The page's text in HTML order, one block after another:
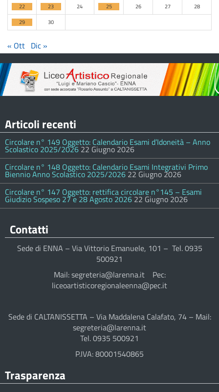
22
23 24 25 26 27
28
29
30
« Ott Dic »
Articoli recenti
Circolare n° 149 Oggetto: Calendario Esami d’Idoneità – Anno
Scolastico 2025/2026 22 Giugno 2026
Circolare n° 148 Oggetto: Calendario Esami Integrativi Primo
Biennio Anno Scolastico 2025/2026 22 Giugno 2026
Circolare n° 147 Oggetto: rettifica circolare n°145 – Esami
Giudizio Sospeso 27 e 28 Agosto 2026 22 Giugno 2026
Contatti
Sede di ENNA – Via Vittorio Emanuele, 101 – Tel. 0935
500921
Mail: segreteria@larenna.it Pec:
liceoartisticoregionaleenna@pec.it
Sede di CALTANISSETTA – Via Maddalena Calafato, 74 – Mail:
segreteria@larenna.it
Tel. 0935 500921
P.IVA: 80001540865
Trasparenza